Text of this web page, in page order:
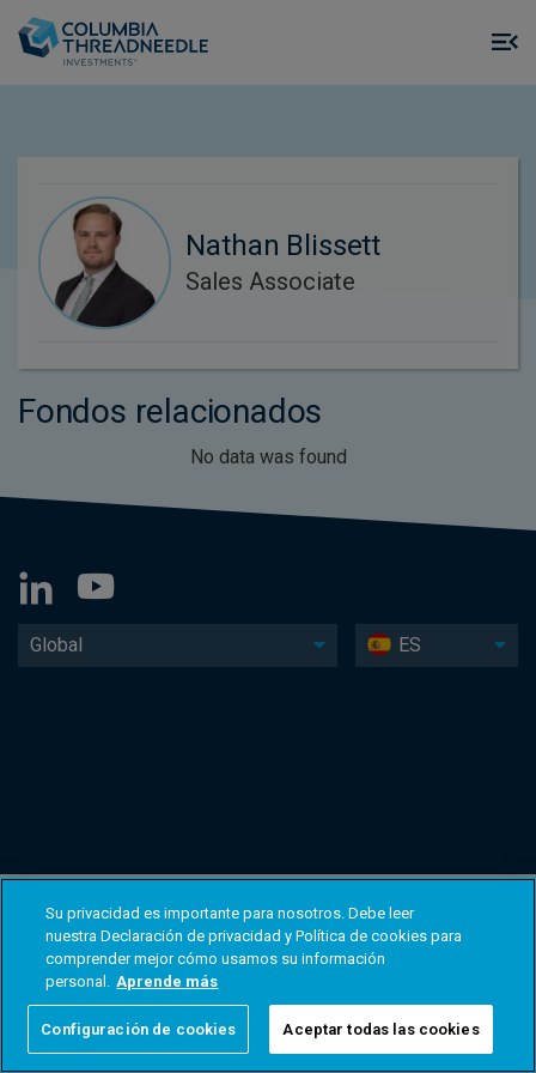
Nathan Blissett
Sales Associate
Fondos relacionados
No data was found
Global ES
Su privacidad es importante para nosotros. Debe leer
nuestra Declaración de privacidad y Política de cookies para
comprender mejor cómo usamos su información
personal. Aprende más
Configuración de cookies Aceptar todas las cookies